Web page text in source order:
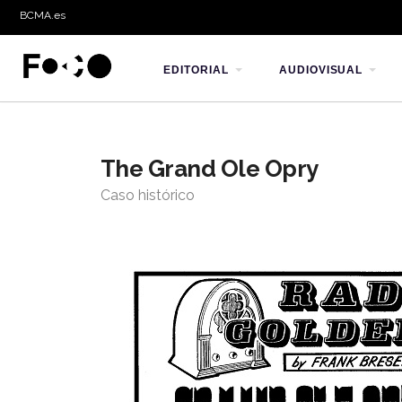
BCMA.es
EDITORIAL AUDIOVISUAL
The Grand Ole Opry
Caso histórico